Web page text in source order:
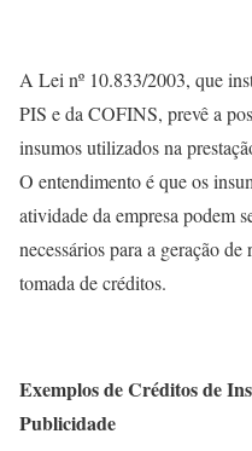
A Lei nº 10.833/2003, que
PIS e da COFINS, prevê a
insumos utilizados na
O entendimento é que os
atividade da empresa podem
necessários para a geração
tomada de créditos.
Exemplos de Créditos de
Publicidade